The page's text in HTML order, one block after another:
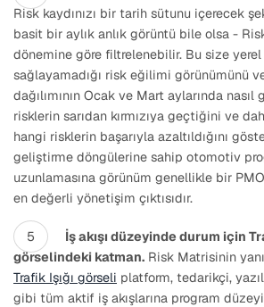
Risk kaydınızı bir tarih sütunu içerecek
basit bir aylık anlık görüntü bile olsa -
dönemine göre filtrelenebilir. Bu size
sağlayamadığı risk eğilimi görünümünü
dağılımının Ocak ve Mart aylarında
risklerin sarıdan kırmızıya geçtiğini ve
hangi risklerin başarıyla azaltıldığını
geliştirme döngülerine sahip otomotiv
uzunlamasına görünüm genellikle bir
en değerli yönetişim çıktısıdır.
İş akışı düzeyinde durum için
görselindeki katman. Risk Matrisinin
Trafik Işığı görseli platform, tedarikçi,
gibi tüm aktif iş akışlarına program